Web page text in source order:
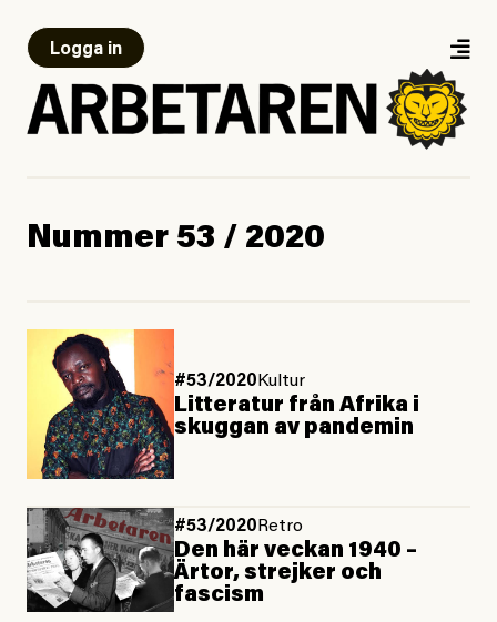
Logga in
Nummer 53 / 2020
#53/2020Kultur
Litteratur från Afrika i
skuggan av pandemin
#53/2020 Retro
Den här veckan 1940 –
Ärtor, strejker och
fascism